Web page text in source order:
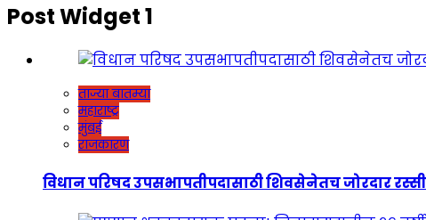
Post Widget 1
ताज्या बातम्या
महाराष्ट्र
मुंबई
राजकारण
विधान परिषद उपसभापतीपदासाठी शिवसेनेतच जोरदार